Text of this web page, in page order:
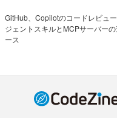
GitHub、Copilotのコードレビュ
ジェントスキルとMCPサーバー
ース